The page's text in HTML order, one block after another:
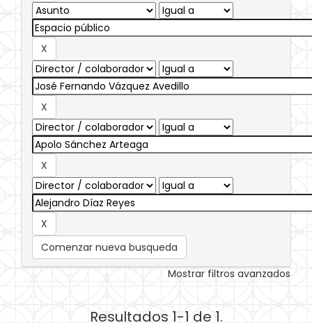
Comenzar nueva busqueda
Mostrar filtros avanzados
Resultados 1-1 de 1.